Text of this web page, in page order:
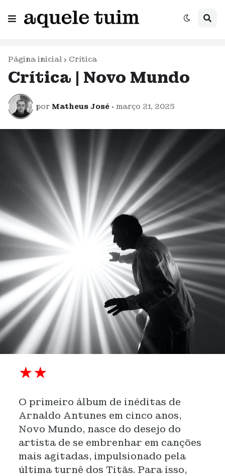
Página inicial Crítica
Crítica | Novo Mundo
por Matheus José • março 21, 2025
★★
O primeiro álbum de inéditas de
Arnaldo Antunes em cinco anos,
Novo Mundo, nasce do desejo do
artista de se embrenhar em canções
mais agitadas, impulsionado pela
última turnê dos Titãs. Para isso,